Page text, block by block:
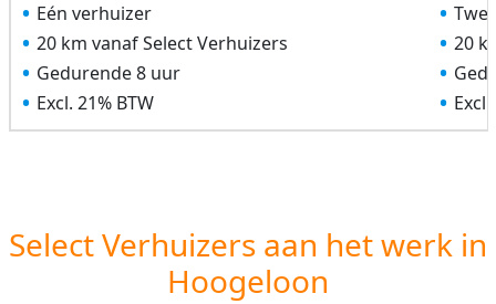
Eén verhuizer
20 km vanaf Select Verhuizers
Gedurende 8 uur
Excl. 21% BTW
20
Excl.
Select Verhuizers aan het werk in
Hoogeloon